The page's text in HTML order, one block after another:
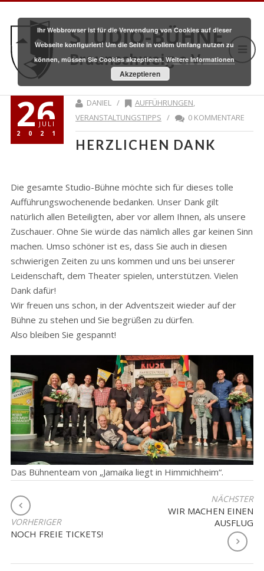
STUDIO-BÜHNE
Braunschweig e.V.
26
JULI
2021
DANIEL / AUFFÜHRUNGEN,
VERANSTALTUNGSTIPPS / 0 KOMMENTARE
HERZLICHEN DANK
Die gesamte Studio-Bühne möchte sich für dieses tolle
Aufführungswochenende bedanken. Unser Dank gilt
natürlich allen Beteiligten, aber vor allem Ihnen, als unsere
Zuschauer. Ohne Sie würde das nämlich alles gar keinen Sinn
machen. Umso schöner ist es, dass Sie auch in diesen
schwierigen Zeiten zu uns kommen und uns bei unserer
Leidenschaft, dem Theater spielen, unterstützen. Vielen
Dank dafür!
Wir freuen uns schon, in der Adventszeit wieder auf der
Bühne zu stehen und Sie begrüßen zu dürfen.
Also bleiben Sie gespannt!
Das Bühnenteam von „Jamaika liegt in Himmichheim“.
BEITRAGSNAVIGATION
VORHERIGER
NOCH FREIE TICKETS!
NÄCHSTER
WIR MACHEN EINEN
AUSFLUG
Ihr Webbrowser ist für die Verwendung von Cookies auf dieser
Webseite konfiguriert! Um die Seite in vollem Umfang nutzen zu
können, müssen Sie Cookies akzeptieren. Weitere Informationen
Akzeptieren